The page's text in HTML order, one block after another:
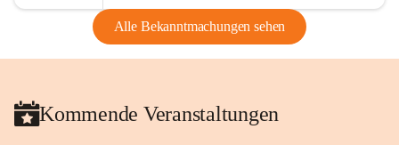
Alle Bekanntmachungen sehen
Kommende Veranstaltungen